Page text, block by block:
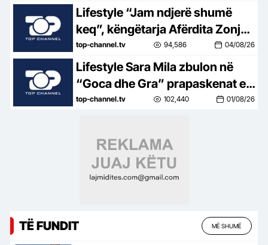
njohjen me gazetarin e njohur:
Me Arturin kemi qenë shokë të
ngushtë, s’e kuptuam kur…
Lifestyle “Jam ndjerë shumë
keq”, këngëtarja Afërdita Zonja:
Parashqevinë nuk e kam takuar
në Amerikë. Po të ishte në
Shqipëri…
top-channel.tv 94,586 04/08/26
Lifestyle Sara Mila zbulon në
“Goca dhe Gra” prapaskenat e
jetës së saj politike: Teatër jo i
top-channel.tv 102,440 01/08/26
TË FUNDIT MË SHUMË